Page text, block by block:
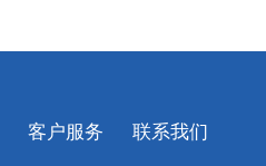
客户服务 联系我们